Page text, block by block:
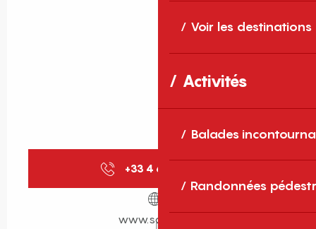
Voir les destinations
Activités
Balades
Randonnées
+33 4 68 37 70
www.saleilles.fr